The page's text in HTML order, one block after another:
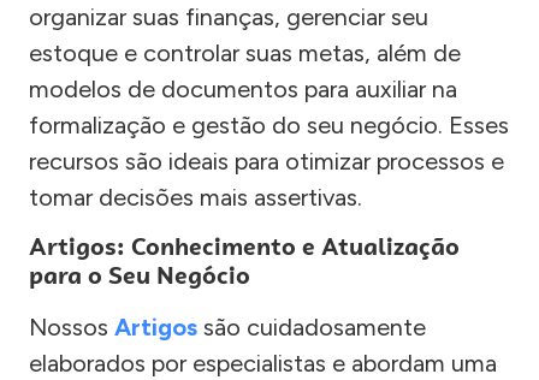
organizar suas finanças, gerenciar seu
estoque e controlar suas metas, além de
modelos de documentos para auxiliar na
formalização e gestão do seu negócio. Esses
recursos são ideais para otimizar processos e
tomar decisões mais assertivas.
Artigos: Conhecimento e Atualização
para o Seu Negócio
Nossos Artigos são cuidadosamente
elaborados por especialistas e abordam uma